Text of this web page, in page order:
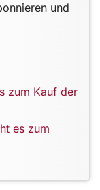
und
zum Kauf der
es zum